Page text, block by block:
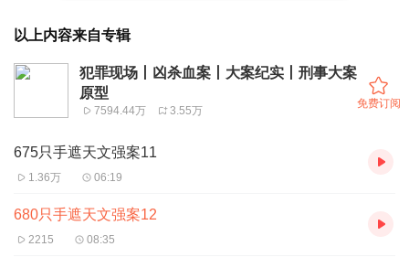
以上内容来自专辑
犯罪现场丨凶杀血案丨大案纪实丨刑事大案
原型
7594.44万 3.55万
免费订阅
675只手遮天文强案11
1.36万 06:19
680只手遮天文强案12
2215 08:35